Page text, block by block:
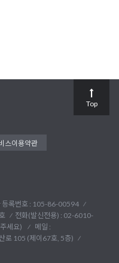
스이용약관
등록번호 : 105-86-00594
전화(발신전용) : 02-6010-
세요)
메일 :
로 105 (제이67호, 5층)
Top